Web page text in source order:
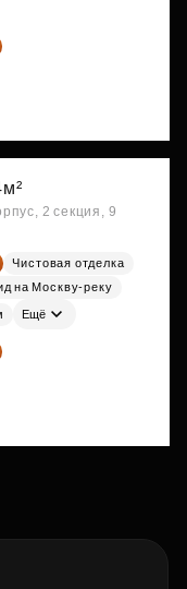
2 секция, 9
Чистовая отделка
на Москву-реку
Ещё